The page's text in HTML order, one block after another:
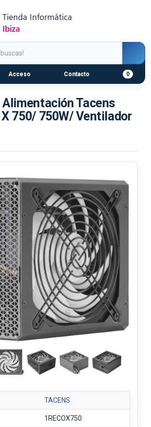
Acceso Contacto 0
Alimentación Tacens
X 750/ 750W/ Ventilador
TACENS
1RECOX750